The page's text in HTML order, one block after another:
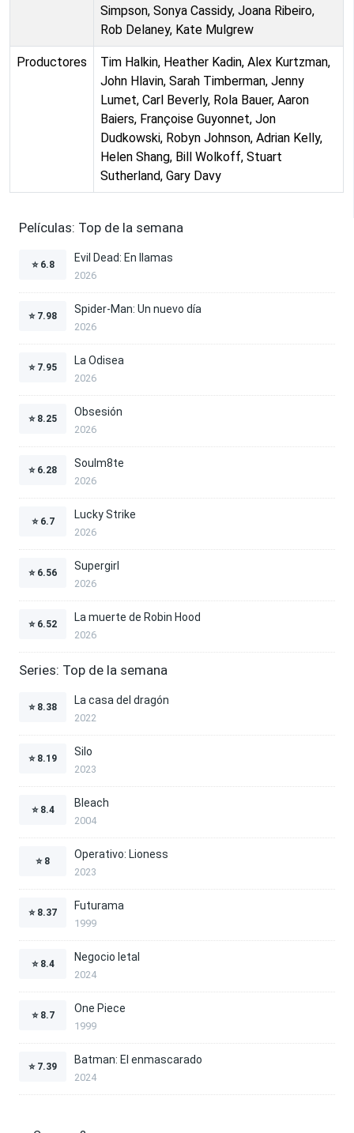
Simpson, Sonya Cassidy, Joana Ribeiro,
Rob Delaney, Kate Mulgrew
Productores
Tim Halkin, Heather Kadin, Alex Kurtzman,
John Hlavin, Sarah Timberman, Jenny
Lumet, Carl Beverly, Rola Bauer, Aaron
Baiers, Françoise Guyonnet, Jon
Dudkowski, Robyn Johnson, Adrian Kelly,
Helen Shang, Bill Wolkoff, Stuart
Sutherland, Gary Davy
Películas: Top de la semana
⭐ 6.8
Evil Dead: En llamas
2026
⭐ 7.98
Spider-Man: Un nuevo día
2026
⭐ 7.95
La Odisea
2026
⭐ 8.25
Obsesión
2026
⭐ 6.28
Soulm8te
2026
⭐ 6.7
Lucky Strike
2026
⭐ 6.56
Supergirl
2026
⭐ 6.52
La muerte de Robin Hood
2026
Series: Top de la semana
⭐ 8.38
La casa del dragón
2022
⭐ 8.19
Silo
2023
⭐ 8.4
Bleach
2004
⭐ 8
Operativo: Lioness
2023
⭐ 8.37
Futurama
1999
⭐ 8.4
Negocio letal
2024
⭐ 8.7
One Piece
1999
⭐ 7.39
Batman: El enmascarado
2024